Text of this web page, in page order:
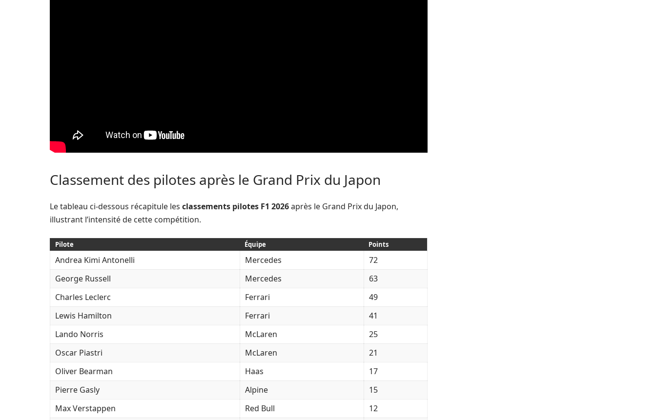
Classement des pilotes après le Grand Prix du Japon
Le tableau ci-dessous récapitule les classements pilotes F1 2026après le Grand Prix du Japon,
illustrant l’intensité de cette compétition.
Pilote Équipe Points
Andrea Kimi Antonelli Mercedes
72
George Russell
Mercedes
63
Charles Leclerc
Ferrari
49
Lewis Hamilton
Ferrari
41
Lando Norris
McLaren
25
Oscar Piastri
McLaren
21
Oliver Bearman
Haas
17
Pierre Gasly
Alpine
15
Max Verstappen
Red Bull
12